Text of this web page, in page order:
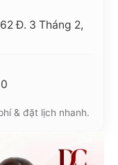
Đ. 3 Tháng 2,
& đặt lịch nhanh.